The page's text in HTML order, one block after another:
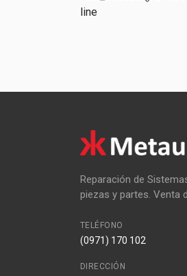
line
Reparación de
piezas y partes. Venta
TELÉFONO
(0971) 170 102
DIRECCIÓN